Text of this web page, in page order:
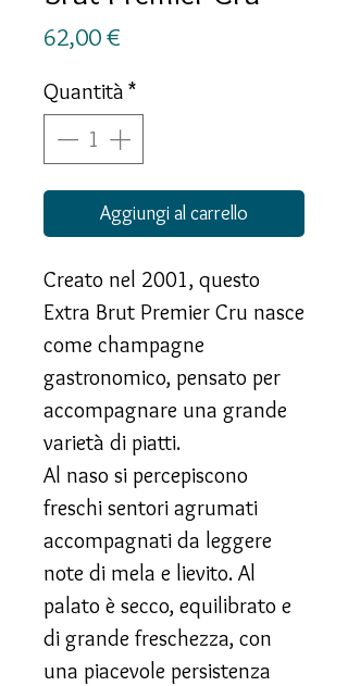
62,00 €
Quantità *
Aggiungi al carrello
Creato nel 2001, questo
Extra Brut Premier Cru nasce
come champagne
gastronomico, pensato per
accompagnare una grande
varietà di piatti.
Al naso si percepiscono
freschi sentori agrumati
accompagnati da leggere
note di mela e lievito. Al
palato è secco, equilibrato e
di grande freschezza, con
una piacevole persistenza